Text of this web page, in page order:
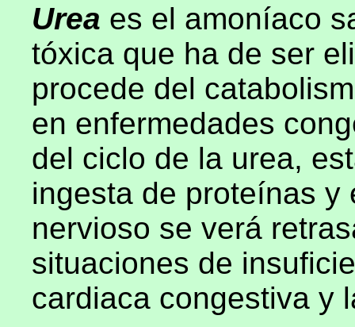
Urea es el amoníaco
tóxica que ha de ser
procede del
en enfermedades
del ciclo de la urea,
ingesta de proteínas y
nervioso se verá
situaciones de
cardiaca congestiva y